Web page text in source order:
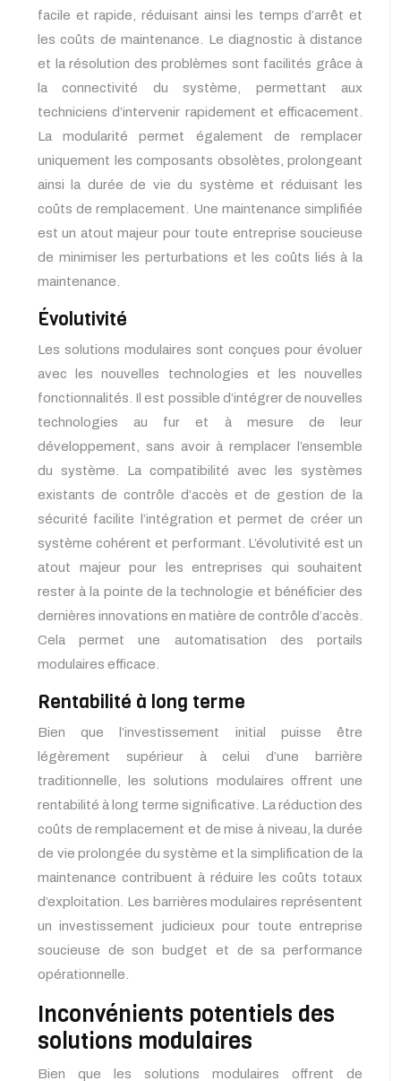
facile et rapide, réduisant ainsi les temps d’arrêt et
les coûts de maintenance. Le diagnostic à distance
et la résolution des problèmes sont facilités grâce à
la connectivité du système, permettant aux
techniciens d’intervenir rapidement et efficacement.
La modularité permet également de remplacer
uniquement les composants obsolètes, prolongeant
ainsi la durée de vie du système et réduisant les
coûts de remplacement. Une maintenance simplifiée
est un atout majeur pour toute entreprise soucieuse
de minimiser les perturbations et les coûts liés à la
maintenance.
Évolutivité
Les solutions modulaires sont conçues pour évoluer
avec les nouvelles technologies et les nouvelles
fonctionnalités. Il est possible d’intégrer de nouvelles
technologies au fur et à mesure de leur
développement, sans avoir à remplacer l’ensemble
du système. La compatibilité avec les systèmes
existants de contrôle d’accès et de gestion de la
sécurité facilite l’intégration et permet de créer un
système cohérent et performant. L’évolutivité est un
atout majeur pour les entreprises qui souhaitent
rester à la pointe de la technologie et bénéficier des
dernières innovations en matière de contrôle d’accès.
Cela permet une automatisation des portails
modulaires efficace.
Rentabilité à long terme
Bien que l’investissement initial puisse être
légèrement supérieur à celui d’une barrière
traditionnelle, les solutions modulaires offrent une
rentabilité à long terme significative. La réduction des
coûts de remplacement et de mise à niveau, la durée
de vie prolongée du système et la simplification de la
maintenance contribuent à réduire les coûts totaux
d’exploitation. Les barrières modulaires représentent
un investissement judicieux pour toute entreprise
soucieuse de son budget et de sa performance
opérationnelle.
Inconvénients potentiels des
solutions modulaires
Bien que les solutions modulaires offrent de